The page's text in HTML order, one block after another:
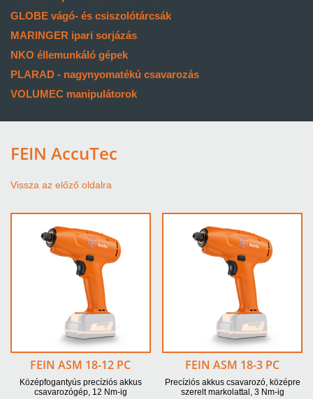
GLOBE vágó- és csiszolótárcsák
MARINGER ipari sorjázás
NKO éllemunkáló gépek
PLARAD - nagynyomatékú csavarozás
VOLUMEC manipulátorok
FEIN AccuTec
Vissza az előző oldalra
FEIN ASM 18-12 PC
Középfogantyús precíziós akkus
csavarozógép, 12 Nm-ig
FEIN ASM 18-3 PC
Precíziós akkus csavarozó, középre
szerelt markolattal, 3 Nm-ig